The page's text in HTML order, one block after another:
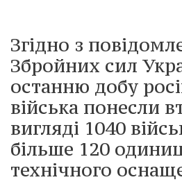
Згідно з
Збройних сил
останню добу
війська понесли
вигляді 1040
більше 120
технічного